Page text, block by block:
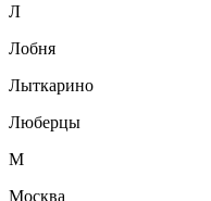
Л
Лобня
Лыткарино
Люберцы
М
Москва